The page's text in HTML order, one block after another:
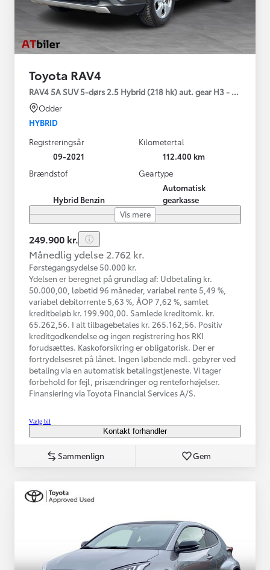
Toyota RAV4
RAV4 5A SUV 5-dørs 2.5 Hybrid (218 hk) aut. gear H3 - Comfort
Odder
HYBRID
Registreringsår
09-2021
Kilometertal
112.400 km
Brændstof
Hybrid Benzin
Geartype
Automatisk
gearkasse
Vis mere
249.900 kr.
Månedlig ydelse 2.762 kr.
Førstegangsydelse 50.000 kr.
Ydelsen er beregnet på grundlag af: Udbetaling kr.
50.000,00, løbetid 96 måneder, variabel rente 5,49 %,
variabel debitorrente 5,63 %, ÅOP 7,62 %, samlet
kreditbeløb kr. 199.900,00. Samlede kreditomk. kr.
65.262,56. I alt tilbagebetales kr. 265.162,56. Positiv
kreditgodkendelse og ingen registrering hos RKI
forudsættes. Kaskoforsikring er obligatorisk. Der er
fortrydelsesret på lånet. Ingen løbende mdl. gebyrer ved
betaling via en automatisk betalingstjeneste. Vi tager
forbehold for fejl, prisændringer og renteforhøjelser.
Finansiering via Toyota Financial Services A/S.
Vælg bil
Kontakt forhandler
Sammenlign Gem